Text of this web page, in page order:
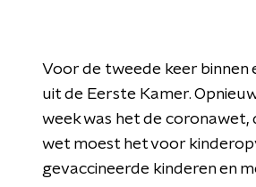
Voor de tweede keer binnen
uit de Eerste Kamer.
week was het de coronawet,
wet moest het voor
gevaccineerde kinderen en